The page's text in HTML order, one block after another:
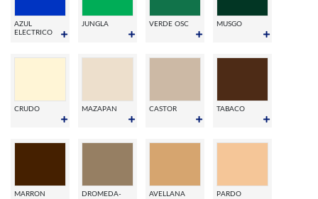
AZUL
ELECTRICO
JUNGLA VERDE OSC MUSGO
CRUDO MAZAPAN CASTOR TABACO
MARRON
DROMEDA-
AVELLANA PARDO